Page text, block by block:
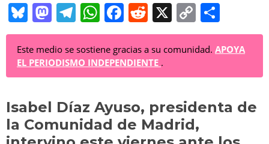
Bl
u
e
sk
y
M
a
st
o
d
o
T
el
e
gr
a
m
W
h
at
s
A
p
F
a
c
e
b
o
R
e
d
di
t
X
C
o
p
y
Li
n
o
m
p
ar
tir
Este medio se sostiene gracias a su comunidad. APOYA
EL PERIODISMO INDEPENDIENTE .
Isabel Díaz Ayuso, presidenta de
la Comunidad de Madrid,